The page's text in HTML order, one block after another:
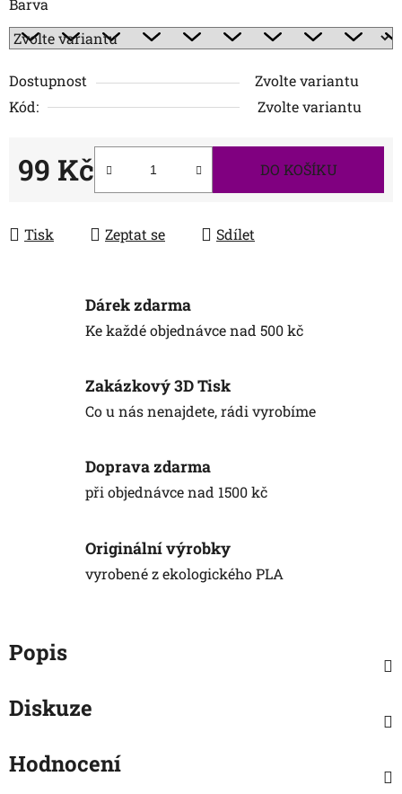
Barva
Dostupnost
Zvolte variantu
Kód:
Zvolte variantu
99 Kč
Měrná cena:
DO KOŠÍKU
Tisk Zeptat se Sdílet
Dárek zdarma
Ke každé objednávce nad 500 kč
Zakázkový 3D Tisk
Co u nás nenajdete, rádi vyrobíme
Doprava zdarma
při objednávce nad 1500 kč
Originální výrobky
vyrobené z ekologického PLA
Popis
Diskuze
Hodnocení